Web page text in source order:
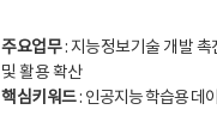
주요업무: 지능정보기술 개발 촉
및 활용 확산
핵심키워드: 인공지능 학습용 데